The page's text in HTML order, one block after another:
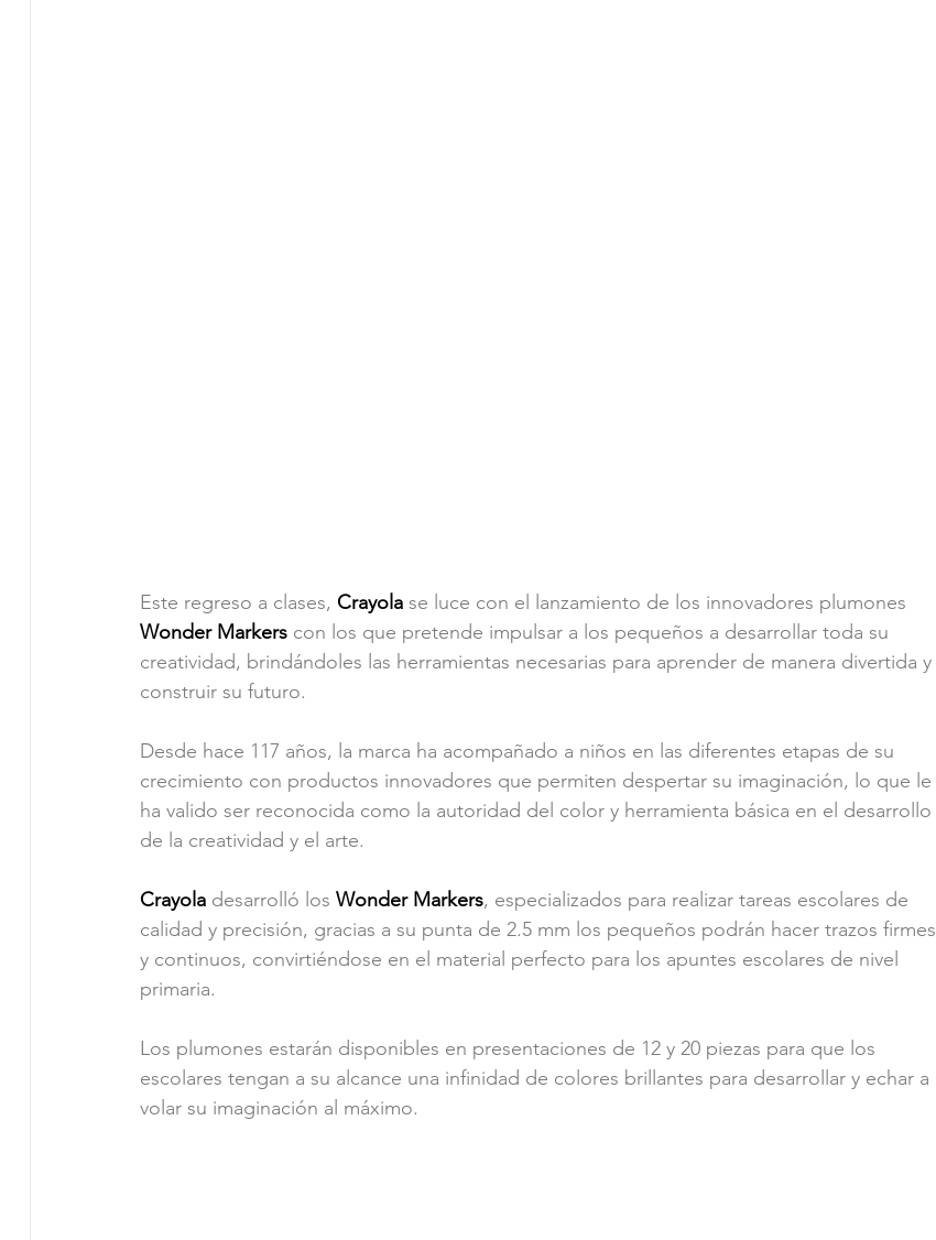
Este regreso a clases, Crayola se luce con el lanzamiento de los innovadores plumones
Wonder Markers con los que pretende impulsar a los pequeños a desarrollar toda su
creatividad, brindándoles las herramientas necesarias para aprender de manera divertida y
construir su futuro.
Desde hace 117 años, la marca ha acompañado a niños en las diferentes etapas de su
crecimiento con productos innovadores que permiten despertar su imaginación, lo que le
ha valido ser reconocida como la autoridad del color y herramienta básica en el desarrollo
de la creatividad y el arte.
Crayola desarrolló los Wonder Markers, especializados para realizar tareas escolares de
calidad y precisión, gracias a su punta de 2.5 mm los pequeños podrán hacer trazos firmes
y continuos, convirtiéndose en el material perfecto para los apuntes escolares de nivel
primaria.
Los plumones estarán disponibles en presentaciones de 12 y 20 piezas para que los
escolares tengan a su alcance una infinidad de colores brillantes para desarrollar y echar a
volar su imaginación al máximo.